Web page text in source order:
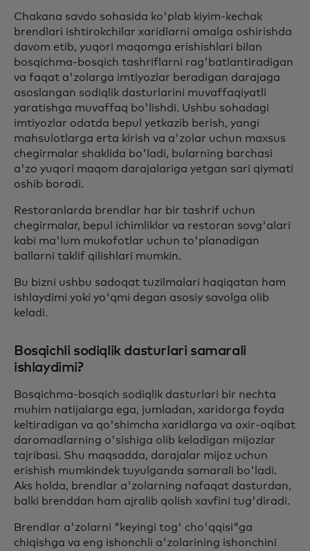
Chakana savdo sohasida ko'plab kiyim-kechak
brendlari ishtirokchilar xaridlarni amalga oshirishda
davom etib, yuqori maqomga erishishlari bilan
bosqichma-bosqich tashriflarni rag'batlantiradigan
va faqat a'zolarga imtiyozlar beradigan darajaga
asoslangan sodiqlik dasturlarini muvaffaqiyatli
yaratishga muvaffaq bo'lishdi. Ushbu sohadagi
imtiyozlar odatda bepul yetkazib berish, yangi
mahsulotlarga erta kirish va a'zolar uchun maxsus
chegirmalar shaklida bo'ladi, bularning barchasi
a'zo yuqori maqom darajalariga yetgan sari qiymati
oshib boradi.
Restoranlarda brendlar har bir tashrif uchun
chegirmalar, bepul ichimliklar va restoran sovg'alari
kabi ma'lum mukofotlar uchun to'planadigan
ballarni taklif qilishlari mumkin.
Bu bizni ushbu sadoqat tuzilmalari haqiqatan ham
ishlaydimi yoki yo'qmi degan asosiy savolga olib
keladi.
Bosqichli sodiqlik dasturlari samarali
ishlaydimi?
Bosqichma-bosqich sodiqlik dasturlari bir nechta
muhim natijalarga ega, jumladan, xaridorga foyda
keltiradigan va qo'shimcha xaridlarga va oxir-oqibat
daromadlarning o'sishiga olib keladigan mijozlar
tajribasi. Shu maqsadda, darajalar mijoz uchun
erishish mumkindek tuyulganda samarali bo'ladi.
Aks holda, brendlar a'zolarning nafaqat dasturdan,
balki brenddan ham ajralib qolish xavfini tug'diradi.
Brendlar a'zolarni "keyingi tog' cho'qqisi"ga
chiqishga va eng ishonchli a'zolarining ishonchini